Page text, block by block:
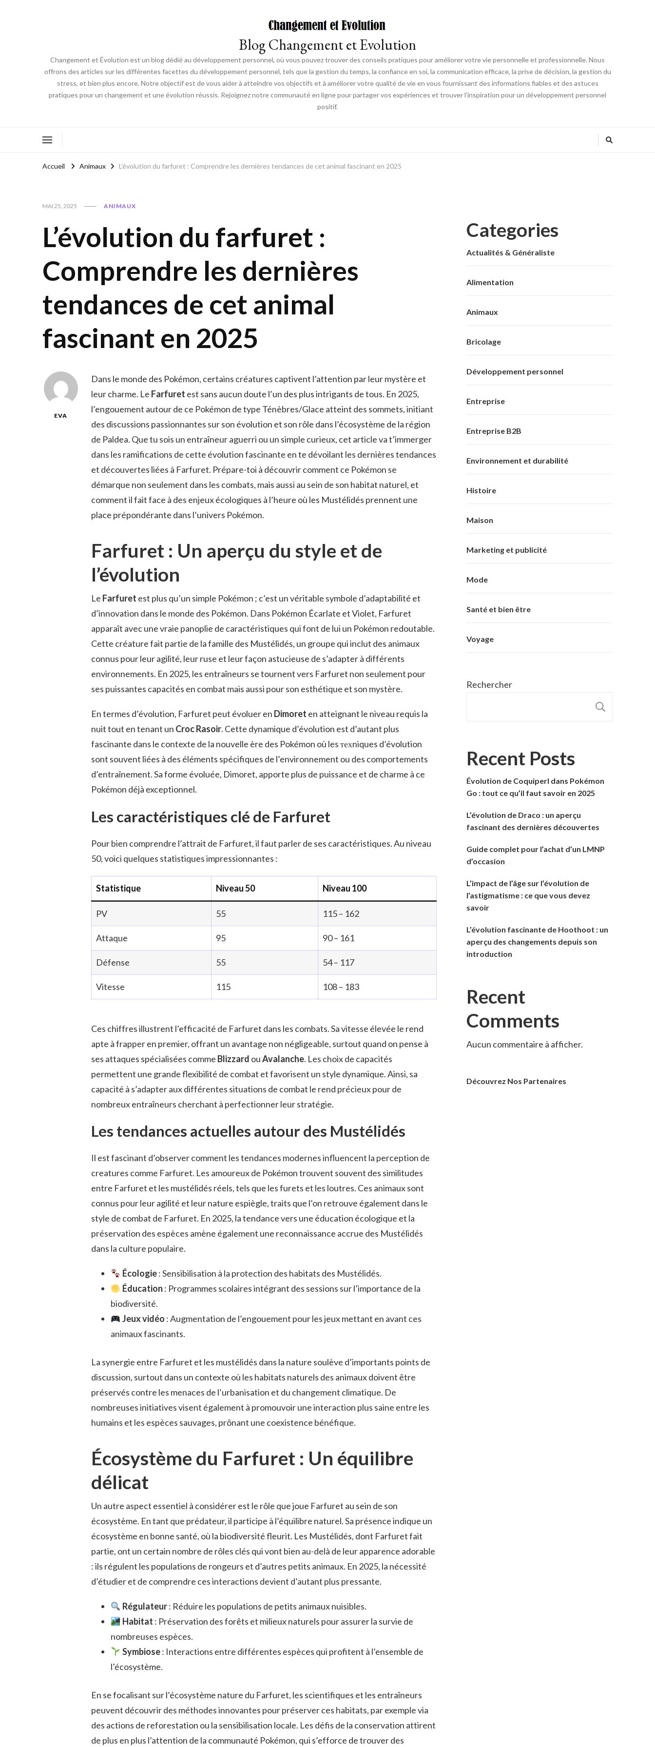
Blog Changement et Evolution
Changement et Évolution est un blog dédié au développement personnel, où vous pouvez trouver des conseils pratiques pour améliorer votre vie personnelle et professionnelle. Nous
offrons des articles sur les différentes facettes du développement personnel, tels que la gestion du temps, la confiance en soi, la communication efficace, la prise de décision, la gestion du
stress, et bien plus encore. Notre objectif est de vous aider à atteindre vos objectifs et à améliorer votre qualité de vie en vous fournissant des informations fiables et des astuces
pratiques pour un changement et une évolution réussis. Rejoignez notre communauté en ligne pour partager vos expériences et trouver l'inspiration pour un développement personnel
positif.
Accueil Animaux L’évolution du farfuret : Comprendre les dernières tendances de cet animal fascinant en 2025
MAI 25, 2025 ANIMAUX
L’évolution du farfuret :
Comprendre les dernières
tendances de cet animal
fascinant en 2025
EVA
Dans le monde des Pokémon, certains créatures captivent l’attention par leur mystère et
leur charme. Le Farfuret est sans aucun doute l’un des plus intrigants de tous. En 2025,
l’engouement autour de ce Pokémon de type Ténèbres/Glace atteint des sommets, initiant
des discussions passionnantes sur son évolution et son rôle dans l’écosystème de la région
de Paldea. Que tu sois un entraîneur aguerri ou un simple curieux, cet article va t’immerger
dans les ramifications de cette évolution fascinante en te dévoilant les dernières tendances
et découvertes liées à Farfuret. Prépare-toi à découvrir comment ce Pokémon se
démarque non seulement dans les combats, mais aussi au sein de son habitat naturel, et
comment il fait face à des enjeux écologiques à l’heure où les Mustélidés prennent une
place prépondérante dans l’univers Pokémon.
Farfuret : Un aperçu du style et de
l’évolution
Le Farfuret est plus qu’un simple Pokémon ; c’est un véritable symbole d’adaptabilité et
d’innovation dans le monde des Pokémon. Dans Pokémon Écarlate et Violet, Farfuret
apparaît avec une vraie panoplie de caractéristiques qui font de lui un Pokémon redoutable.
Cette créature fait partie de la famille des Mustélidés, un groupe qui inclut des animaux
connus pour leur agilité, leur ruse et leur façon astucieuse de s’adapter à différents
environnements. En 2025, les entraîneurs se tournent vers Farfuret non seulement pour
ses puissantes capacités en combat mais aussi pour son esthétique et son mystère.
En termes d’évolution, Farfuret peut évoluer en Dimoret en atteignant le niveau requis la
nuit tout en tenant un Croc Rasoir. Cette dynamique d’évolution est d’autant plus
fascinante dans le contexte de la nouvelle ère des Pokémon où les техniques d’évolution
sont souvent liées à des éléments spécifiques de l’environnement ou des comportements
d’entraînement. Sa forme évoluée, Dimoret, apporte plus de puissance et de charme à ce
Pokémon déjà exceptionnel.
Les caractéristiques clé de Farfuret
Pour bien comprendre l’attrait de Farfuret, il faut parler de ses caractéristiques. Au niveau
50, voici quelques statistiques impressionnantes :
Statistique Niveau 50 Niveau 100
PV 55 115 – 162
Attaque 95 90 – 161
Défense 55 54 – 117
Vitesse 115 108 – 183
Ces chiffres illustrent l’efficacité de Farfuret dans les combats. Sa vitesse élevée le rend
apte à frapper en premier, offrant un avantage non négligeable, surtout quand on pense à
ses attaques spécialisées comme Blizzard ouAvalanche. Les choix de capacités
permettent une grande flexibilité de combat et favorisent un style dynamique. Ainsi, sa
capacité à s’adapter aux différentes situations de combat le rend précieux pour de
nombreux entraîneurs cherchant à perfectionner leur stratégie.
Les tendances actuelles autour des Mustélidés
Il est fascinant d’observer comment les tendances modernes influencent la perception de
creatures comme Farfuret. Les amoureux de Pokémon trouvent souvent des similitudes
entre Farfuret et les mustélidés réels, tels que les furets et les loutres. Ces animaux sont
connus pour leur agilité et leur nature espiègle, traits que l’on retrouve également dans le
style de combat de Farfuret. En 2025, la tendance vers une éducation écologique et la
préservation des espèces amène également une reconnaissance accrue des Mustélidés
dans la culture populaire.
Écologie: Sensibilisation à la protection des habitats des Mustélidés.
Éducation : Programmes scolaires intégrant des sessions sur l’importance de la
biodiversité.
Jeux vidéo : Augmentation de l’engouement pour les jeux mettant en avant ces
animaux fascinants.
La synergie entre Farfuret et les mustélidés dans la nature soulève d’importants points de
discussion, surtout dans un contexte où les habitats naturels des animaux doivent être
préservés contre les menaces de l’urbanisation et du changement climatique. De
nombreuses initiatives visent également à promouvoir une interaction plus saine entre les
humains et les espèces sauvages, prônant une coexistence bénéfique.
Écosystème du Farfuret : Un équilibre
délicat
Un autre aspect essentiel à considérer est le rôle que joue Farfuret au sein de son
écosystème. En tant que prédateur, il participe à l’équilibre naturel. Sa présence indique un
écosystème en bonne santé, où la biodiversité fleurit. Les Mustélidés, dont Farfuret fait
partie, ont un certain nombre de rôles clés qui vont bien au-delà de leur apparence adorable
: ils régulent les populations de rongeurs et d’autres petits animaux. En 2025, la nécessité
d’étudier et de comprendre ces interactions devient d’autant plus pressante.
Régulateur: Réduire les populations de petits animaux nuisibles.
Habitat : Préservation des forêts et milieux naturels pour assurer la survie de
nombreuses espèces.
Symbiose: Interactions entre différentes espèces qui profitent à l’ensemble de
l’écosystème.
En se focalisant sur l’écosystème nature du Farfuret, les scientifiques et les entraîneurs
peuvent découvrir des méthodes innovantes pour préserver ces habitats, par exemple via
des actions de reforestation ou la sensibilisation locale. Les défis de la conservation attirent
de plus en plus l’attention de la communauté Pokémon, qui s’efforce de trouver des
Categories
Actualités & Généraliste
Alimentation
Animaux
Bricolage
Développement personnel
Entreprise
Entreprise B2B
Environnement et durabilité
Histoire
Maison
Marketing et publicité
Mode
Santé et bien être
Voyage
Rechercher
Recent Posts
Évolution de Coquiperl dans Pokémon
Go : tout ce qu’il faut savoir en 2025
L’évolution de Draco : un aperçu
fascinant des dernières découvertes
Guide complet pour l’achat d’un LMNP
d’occasion
L’impact de l’âge sur l’évolution de
l’astigmatisme : ce que vous devez
savoir
L’évolution fascinante de Hoothoot : un
aperçu des changements depuis son
introduction
Recent
Comments
Aucun commentaire à afficher.
Découvrez Nos Partenaires